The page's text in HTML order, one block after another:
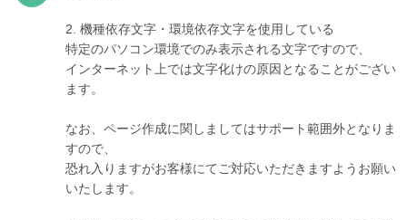
2. 機種依存文字・環境依存文字を使用している
特定のパソコン環境でのみ表示される文字ですので、
インターネット上では文字化けの原因となることがござい
ます。
なお、ページ作成に関しましてはサポート範囲外となりま
すので、
恐れ入りますがお客様にてご対応いただきますようお願い
いたします。